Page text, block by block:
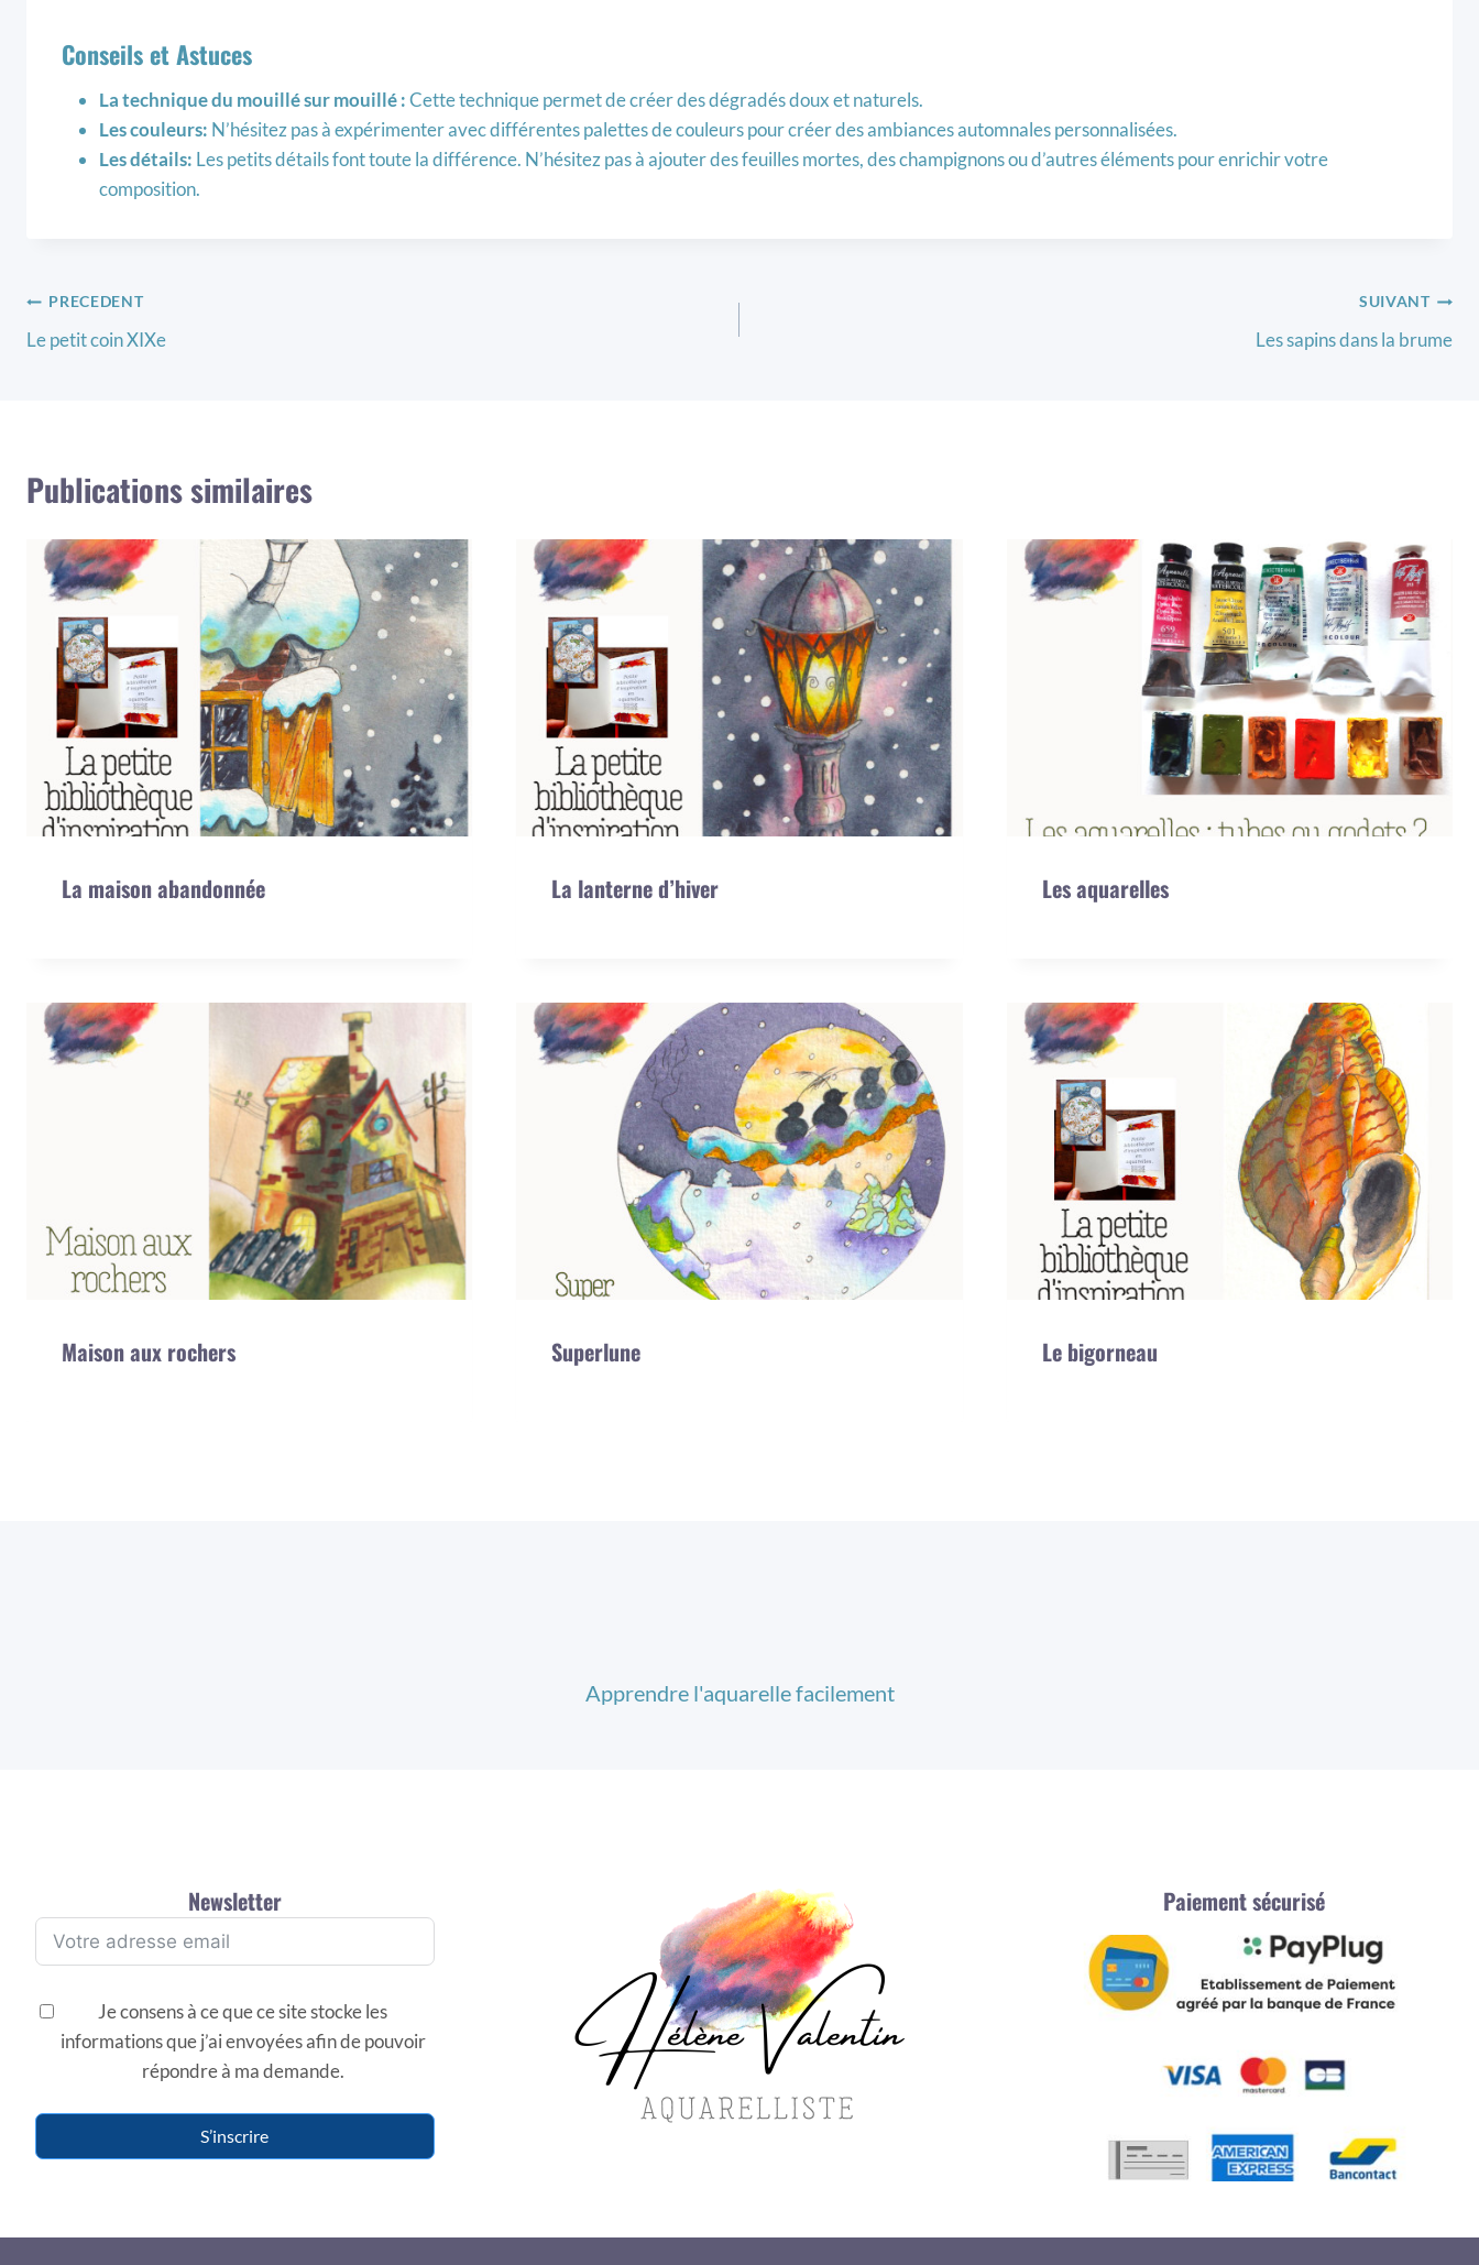
Conseils et Astuces
La technique du mouillé sur mouillé :Cette technique permet de créer des dégradés doux et naturels.
Les couleurs: N’hésitez pas à expérimenter avec différentes palettes de couleurs pour créer des ambiances automnales personnalisées.
Les détails: Les petits détails font toute la différence. N’hésitez pas à ajouter des feuilles mortes, des champignons ou d’autres éléments pour enrichir votre
composition.
Navigation
de
PRECEDENT
Le petit coin XIXe
SUIVANT
Les sapins dans la brume
Publications similaires
La maison abandonnée La lanterne d’hiver Les aquarelles
Maison aux rochers Superlune Le bigorneau
Apprendre l'aquarelle facilement
Newsletter
Je consens à ce que ce site stocke les
informations que j’ai envoyées afin de pouvoir
répondre à ma demande.
S’inscrire
Paiement sécurisé